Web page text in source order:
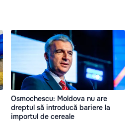
Osmochescu: Moldova nu are
dreptul să introducă bariere la
importul de cereale